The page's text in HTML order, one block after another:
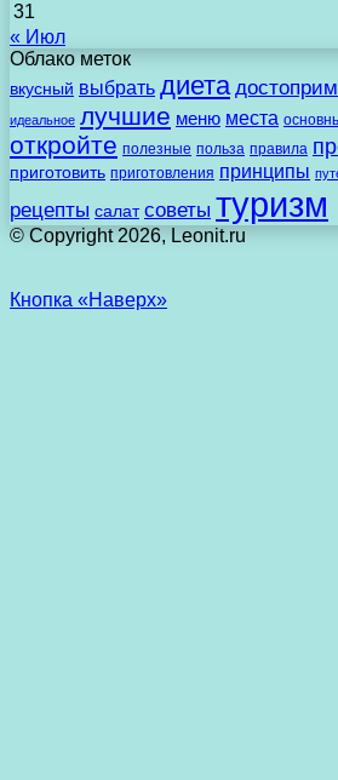
31
« Июл
Облако меток
вкусный выбрать диета
идеальное лучшие меню места
откройте полезные польза правила
приготовить приготовления принципы
рецепты салат советы туризм
© Copyright 2026, Leonit.ru
Кнопка «Наверх»